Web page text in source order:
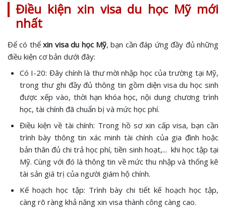
Điều kiện xin visa du học Mỹ mới
nhất
Để có thểxin visa du học Mỹ, bạn cần đáp ứng đầy đủ những
điều kiện cơ bản dưới đây:
Có I-20: Đây chính là thư mời nhập học của trường tại Mỹ,
trong thư ghi đầy đủ thông tin gồm diện visa du học sinh
được xếp vào, thời hạn khóa học, nội dung chương trình
học, tài chính đã chuẩn bị và mức học phí.
Điều kiện về tài chính: Trong hồ sơ xin cấp visa, bạn cần
trình bày thông tin xác minh tài chính của gia đình hoặc
bản thân đủ chi trả học phí, tiền sinh hoạt,... khi học tập tại
Mỹ. Cùng với đó là thông tin về mức thu nhập và thống kê
tài sản giá trị của người giám hộ chính.
Kế hoạch học tập: Trình bày chi tiết kế hoạch học tập,
càng rõ ràng khả năng xin visa thành công càng cao.